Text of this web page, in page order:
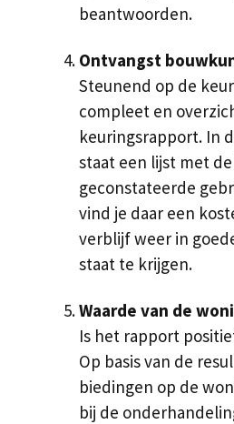
beantwoorden.
Ontvangst
Steunend op de
compleet en
keuringsrapport. In
staat een lijst met
geconstateerde
vind je daar een
verblijf weer in
staat te krijgen.
Waarde van de
Is het rapport
Op basis van de
biedingen op de
bij de